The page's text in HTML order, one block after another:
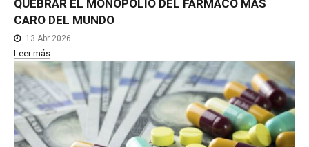
QUEBRAR EL MONOPOLIO DEL FÁRMACO MÁS
CARO DEL MUNDO
13 Abr 2026
Leer más